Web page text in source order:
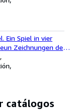
Ein Spiel in vier
Zeichnungen des
Nr. 4 [signiert
catálogos